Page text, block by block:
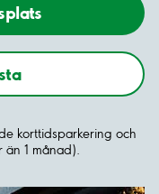
korttidsparkering och
1 månad).